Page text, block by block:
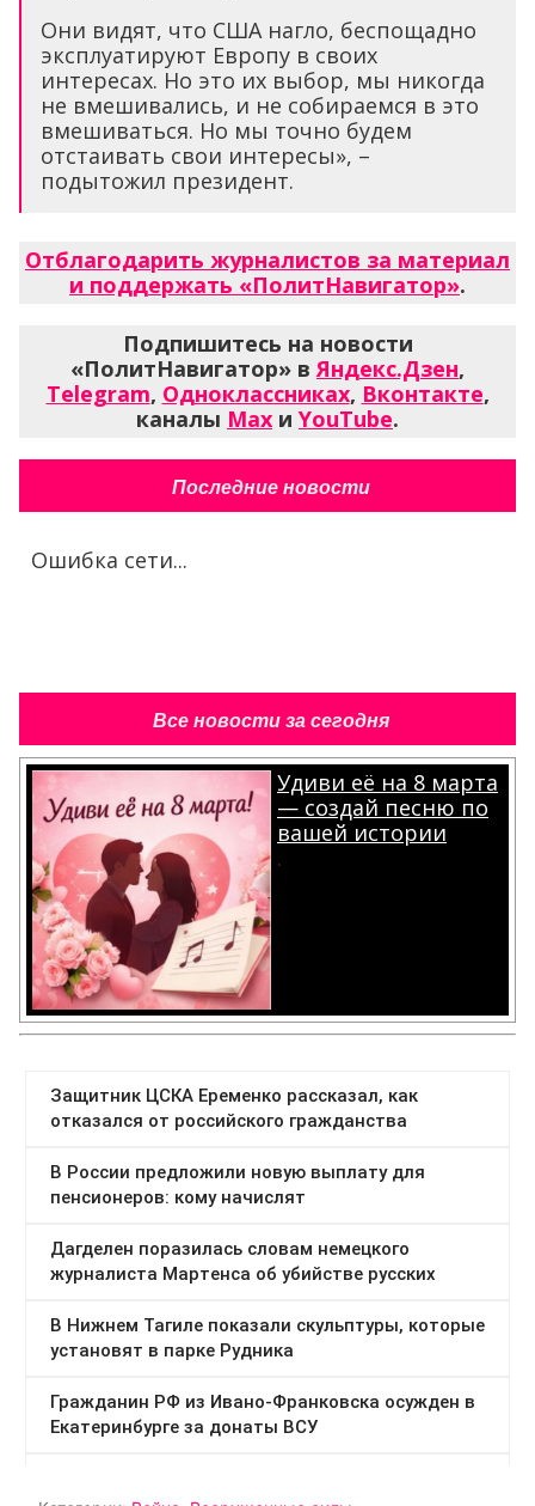
Они видят, что США нагло, беспощадно
эксплуатируют Европу в своих
интересах. Но это их выбор, мы никогда
не вмешивались, и не собираемся в это
вмешиваться. Но мы точно будем
отстаивать свои интересы», –
подытожил президент.
Отблагодарить журналистов за материал
и поддержать «ПолитНавигатор».
Подпишитесь на новости
«ПолитНавигатор» вЯндекс.Дзен,
Telegram, Одноклассниках, Вконтакте,
каналы Max и YouTube.
Последние новости
Ошибка сети...
Все новости за сегодня
Удиви её на 8 марта
— создай песню по
вашей истории
.